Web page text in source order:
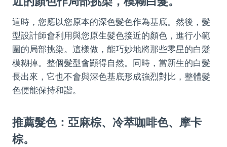
這時，您應以您原本的深色髮色作為基底。然後，髮
型設計師會利用與您原生髮色接近的顏色，進行小範
圍的局部挑染。這樣做，能巧妙地將那些零星的白髮
模糊掉。整個髮型會顯得自然。同時，當新生的白髮
長出來，它也不會與深色基底形成強烈對比，整體髮
色便能保持和諧。
推薦髮色：亞麻棕、冷萃咖啡色、摩卡
棕。